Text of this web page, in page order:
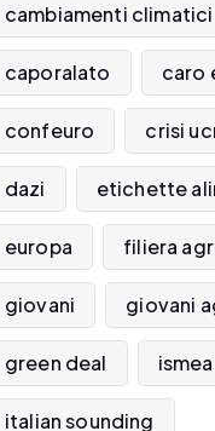
cambiamenti climatici
caporalato caro
confeuro crisi
dazi etichette
europa filiera
giovani giovani
green deal ismea
italian sounding